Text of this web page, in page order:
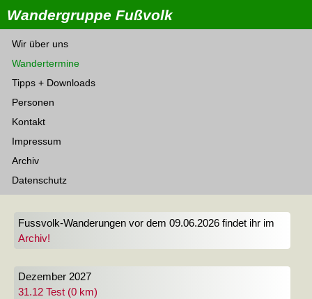
Wandergruppe Fußvolk
Wir über uns
Wandertermine
Tipps + Downloads
Personen
Kontakt
Impressum
Archiv
Datenschutz
Fussvolk-Wanderungen vor dem 09.06.2026 findet ihr im
Archiv!
Dezember 2027
31.12 Test (0 km)